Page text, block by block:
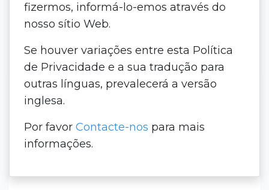
fizermos, informá-lo-emos através do
nosso sítio Web.
Se houver variações entre esta Política
de Privacidade e a sua tradução para
outras línguas, prevalecerá a versão
inglesa.
Por favor Contacte-nos para mais
informações.